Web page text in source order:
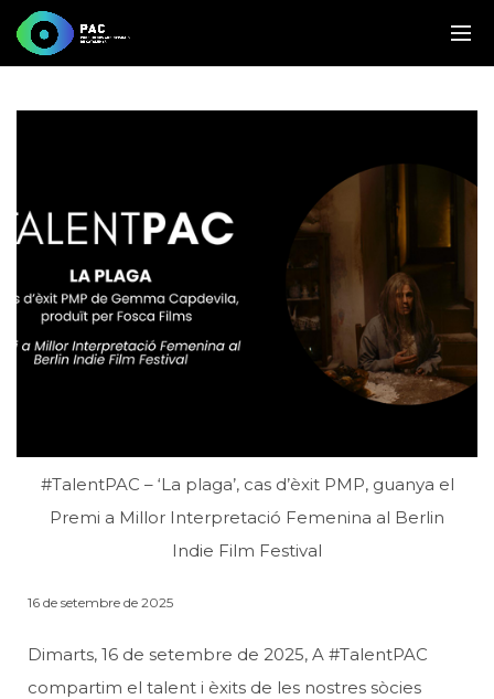
#TalentPAC – ‘La plaga’, cas d’èxit PMP, guanya el
Premi a Millor Interpretació Femenina al Berlin
Indie Film Festival
16 de setembre de 2025
Dimarts, 16 de setembre de 2025, A #TalentPAC
compartim el talent i èxits de les nostres sòcies